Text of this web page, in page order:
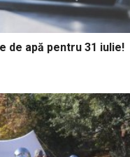
de apă pentru 31 iulie!